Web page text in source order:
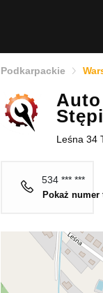
Podkarpackie
Auto
Leśna 34
534 *** ***
Pokaż numer